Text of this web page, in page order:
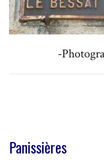
-
Panissières